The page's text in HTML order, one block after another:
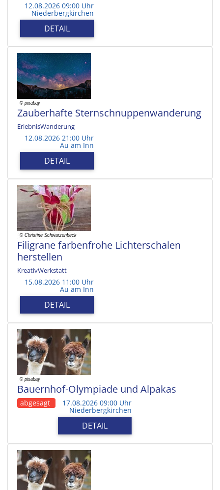
12.08.2026 09:00 Uhr
Niederbergkirchen
DETAIL
Zauberhafte Sternschnuppenwanderung
ErlebnisWanderung
12.08.2026 21:00 Uhr
Au am Inn
DETAIL
Filigrane farbenfrohe Lichterschalen
herstellen
KreativWerkstatt
15.08.2026 11:00 Uhr
Au am Inn
DETAIL
Bauernhof-Olympiade und Alpakas
abgesagt 17.08.2026 09:00 Uhr
Niederbergkirchen
DETAIL